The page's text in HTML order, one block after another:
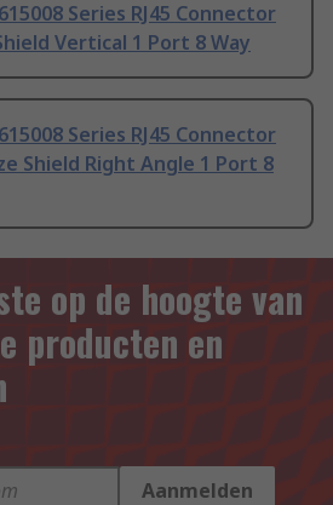
Series RJ45 Connector
Vertical 1 Port 8 Way
Series RJ45 Connector
Shield Right Angle 1 Port 8
op de hoogte van
producten en
Aanmelden